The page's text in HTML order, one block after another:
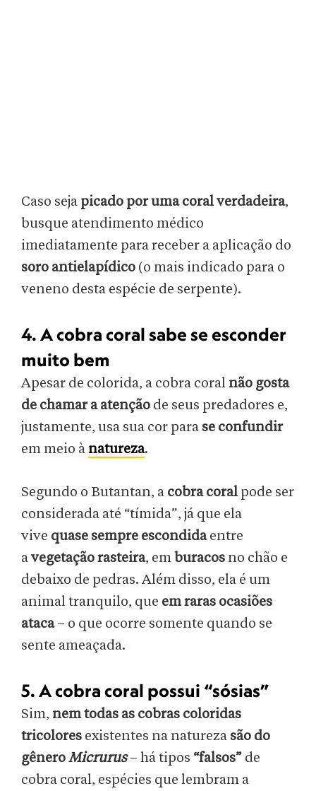
Caso seja picado por uma coral verdadeira,
busque atendimento médico
imediatamente para receber a aplicação do
soro antielapídico (o mais indicado para o
veneno desta espécie de serpente).
4. A cobra coral sabe se esconder
muito bem
Apesar de colorida, a cobra coral não gosta
de chamar a atenção de seus predadores e,
justamente, usa sua cor para se confundir
em meio à natureza.
Segundo o Butantan, a cobra coral pode ser
considerada até “tímida”, já que ela
vive quase sempre escondidaentre
avegetação rasteira, em buracos no chão e
debaixo de pedras. Além disso, ela é um
animal tranquilo, que em raras ocasiões
ataca– o que ocorre somente quando se
sente ameaçada.
5. A cobra coral possui “sósias”
Sim, nem todas as cobras coloridas
tricolores existentes na natureza são do
gêneroMicrurus – há tipos “falsos” de
cobra coral, espécies que lembram a